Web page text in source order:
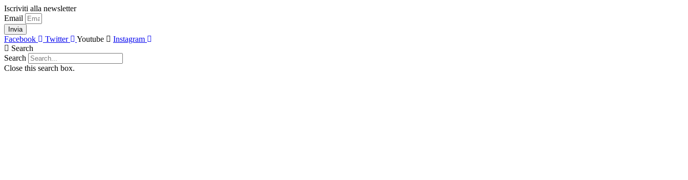
Vai
al
contenuto
Iscriviti alla newsletter
Email
Invia
Facebook Twitter Youtube
Instagram
Search
Search
Close this search box.